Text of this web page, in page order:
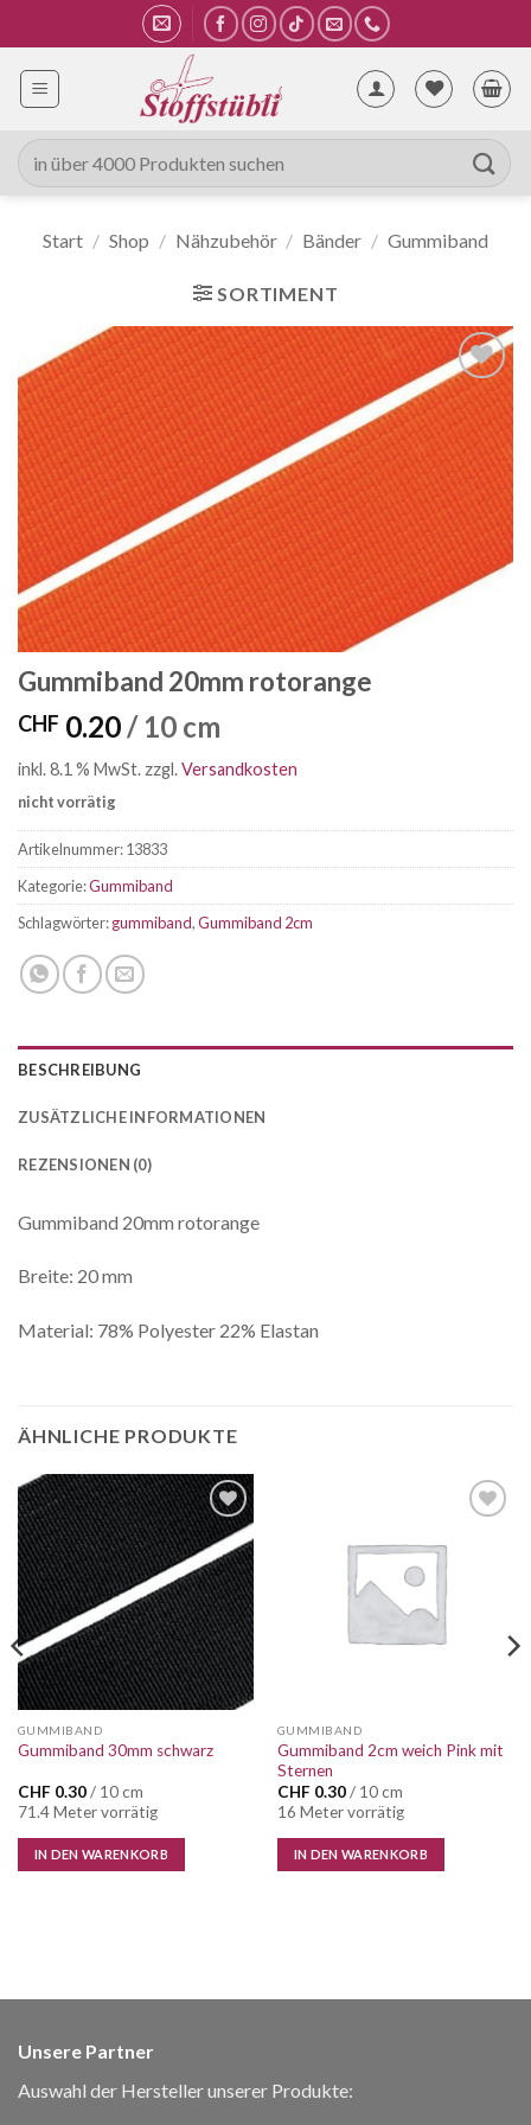
Inhalt
springen
Suche
nach:
Start / Shop / Nähzubehör / Bänder / Gummiband
SORTIMENT
Auf die
Wunschliste
Gummiband 20mm rotorange
CHF 0.20 / 10 cm
inkl. 8.1 % MwSt. zzgl.Versandkosten
nicht vorrätig
Artikelnummer:13833
Kategorie:Gummiband
Schlagwörter:gummiband,Gummiband 2cm
BESCHREIBUNG
ZUSÄTZLICHE INFORMATIONEN
REZENSIONEN (0)
Gummiband 20mm rotorange
Breite: 20 mm
Material: 78% Polyester 22% Elastan
ÄHNLICHE PRODUKTE
Auf die
Wunschliste
GUMMIBAND
Gummiband 30mm schwarz
CHF 0.30/ 10 cm
71.4 Meter vorrätig
IN DEN WARENKORB
Wunschliste
GUMMIBAND
Gummiband 2cm weich Pink mit
Sternen
CHF 0.30/ 10 cm
16 Meter vorrätig
IN DEN WARENKORB
Unsere Partner
Auswahl der Hersteller unserer Produkte: